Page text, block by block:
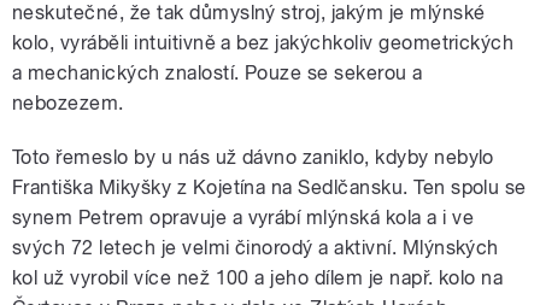
neskutečné, že tak důmyslný stroj, jakým je mlýnské
kolo, vyráběli intuitivně a bez jakýchkoliv geometrických
a mechanických znalostí. Pouze se sekerou a
nebozezem.
Toto řemeslo by u nás už dávno zaniklo, kdyby nebylo
Františka Mikyšky z Kojetína na Sedlčansku. Ten spolu se
synem Petrem opravuje a vyrábí mlýnská kola a i ve
svých 72 letech je velmi činorodý a aktivní. Mlýnských
kol už vyrobil více než 100 a jeho dílem je např. kolo na